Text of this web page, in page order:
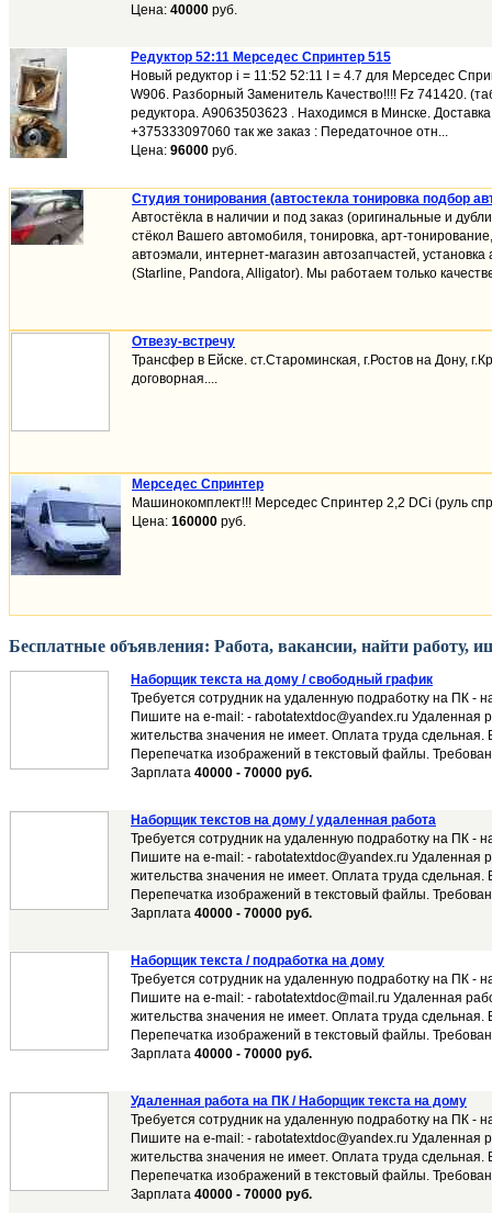
Цена: 40000 руб.
Редуктор 52:11 Мерседес Спринтер 515
Новый редуктор i = 11:52 52:11 I = 4.7 для Мерседес
W906. Разборный Заменитель Качество!!!! Fz 741420.
редуктора. A9063503623 . Находимся в Минске.
+375333097060 так же заказ : Передаточное отн...
Цена: 96000 руб.
Студия тонирования (автостекла тонировка подбор
Автостёкла в наличии и под заказ (оригинальные и
стёкол Вашего автомобиля, тонировка, арт-
автоэмали, интернет-магазин автозапчастей, установка
(Starline, Pandora, Alligator). Мы работаем только
Отвезу-встречу
Трансфер в Ейске. ст.Староминская, г.Ростов на Дону,
договорная....
Мерседес Спринтер
Машинокомплект!!! Мерседес Спринтер 2,2 DCi (руль
Цена: 160000 руб.
Бесплатные объявления: Работа, вакансии, найти работу,
Наборщик текста на дому / свободный график
Требуется сотрудник на удаленную подработку на ПК -
Пишите на e-mail: - rabotatextdoc@yandex.ru Удаленная
жительства значения не имеет. Оплата труда сдельная.
Перепечатка изображений в текстовый файлы.
Зарплата 40000 - 70000 руб.
Наборщик текстов на дому / удаленная работа
Требуется сотрудник на удаленную подработку на ПК -
Пишите на e-mail: - rabotatextdoc@yandex.ru Удаленная
жительства значения не имеет. Оплата труда сдельная.
Перепечатка изображений в текстовый файлы.
Зарплата 40000 - 70000 руб.
Наборщик текста / подработка на дому
Требуется сотрудник на удаленную подработку на ПК -
Пишите на e-mail: - rabotatextdoc@mail.ru Удаленная
жительства значения не имеет. Оплата труда сдельная.
Перепечатка изображений в текстовый файлы.
Зарплата 40000 - 70000 руб.
Удаленная работа на ПК / Наборщик текста на дому
Требуется сотрудник на удаленную подработку на ПК -
Пишите на e-mail: - rabotatextdoc@yandex.ru Удаленная
жительства значения не имеет. Оплата труда сдельная.
Перепечатка изображений в текстовый файлы.
Зарплата 40000 - 70000 руб.